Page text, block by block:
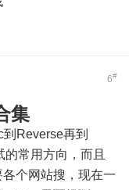
6#
集
Reverse再到
常用方向，而且
个网站搜，现在一